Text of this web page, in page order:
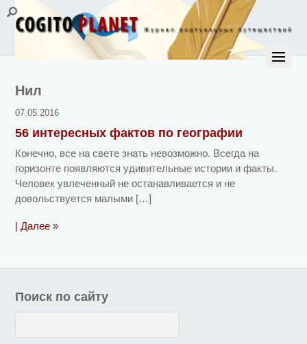
Нил
07.05.2016
56 интересных фактов по географии
Конечно, все на свете знать невозможно. Всегда на
горизонте появляются удивительные истории и факты.
Человек увлеченный не останавливается и не
довольствуется малыми […]
| Далее »
Поиск по сайту